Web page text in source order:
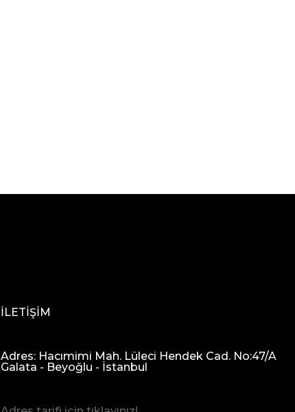
İLETİŞİM
Adres: Hacımimi Mah. Lüleci Hendek Cad. No:47/A
Galata - Beyoğlu - İstanbul